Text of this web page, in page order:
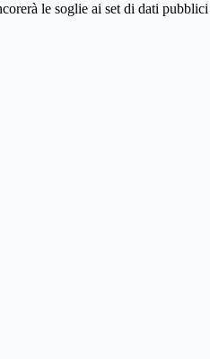
le soglie ai set di dati